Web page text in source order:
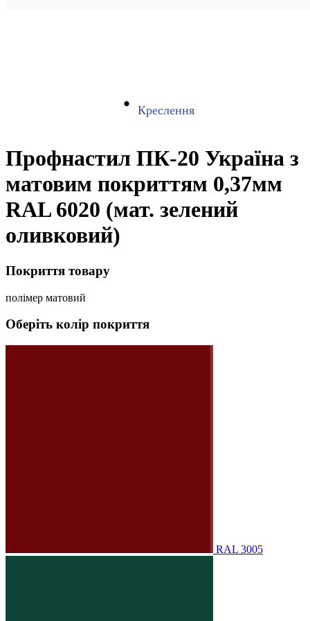
Креслення
Профнастил ПК-20 Україна з
матовим покриттям 0,37мм
RAL 6020 (мат. зелений
оливковий)
Покриття товару
полімер матовий
Оберіть колір покриття
RAL 3005